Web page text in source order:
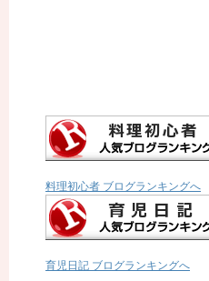
料理初心者 ブログランキングへ
育児日記 ブログランキングへ